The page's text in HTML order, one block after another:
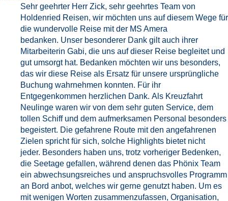
Sehr geehrter Herr Zick, sehr geehrtes Team von
Holdenried Reisen, wir möchten uns auf diesem Wege für
die wundervolle Reise mit der MS Amera
bedanken. Unser besonderer Dank gilt auch ihrer
Mitarbeiterin Gabi, die uns auf dieser Reise begleitet und
gut umsorgt hat. Bedanken möchten wir uns besonders,
das wir diese Reise als Ersatz für unsere ursprüngliche
Buchung wahrnehmen konnten. Für ihr
Entgegenkommen herzlichen Dank. Als Kreuzfahrt
Neulinge waren wir von dem sehr guten Service, dem
tollen Schiff und dem aufmerksamen Personal besonders
begeistert. Die gefahrene Route mit den angefahrenen
Zielen spricht für sich, solche Highlights bietet nicht
jeder. Besonders haben uns, trotz vorheriger Bedenken,
die Seetage gefallen, während denen das Phönix Team
ein abwechsungsreiches und anspruchsvolles Programm
an Bord anbot, welches wir gerne genutzt haben. Um es
mit wenigen Worten zusammenzufassen, Organisation,